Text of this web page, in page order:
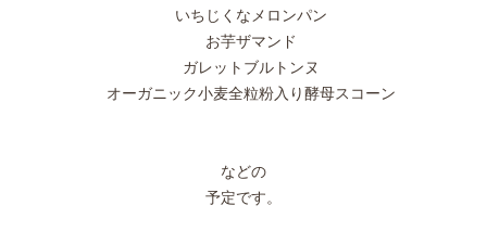
いちじくなメロンパン
お芋ザマンド
ガレットブルトンヌ
オーガニック小麦全粒粉入り酵母スコーン
などの
予定です。